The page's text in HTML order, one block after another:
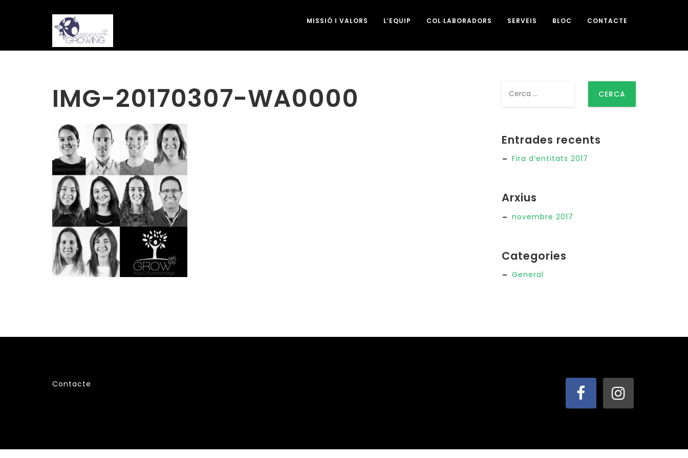
MISSIÓ I VALORS L’EQUIP COL·LABORADORS SERVEIS BLOC CONTACTE
IMG-20170307-WA0000
Entrades recents
Fira d’entitats 2017
Arxius
novembre 2017
Categories
General
Contacte